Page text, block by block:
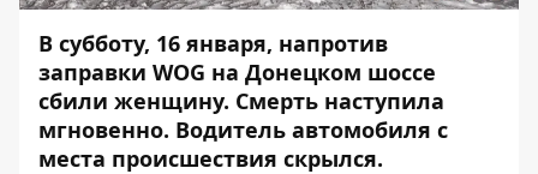
В субботу, 16 января, напротив
заправки WOG на Донецком шоссе
сбили женщину. Смерть наступила
мгновенно. Водитель автомобиля с
места происшествия скрылся.